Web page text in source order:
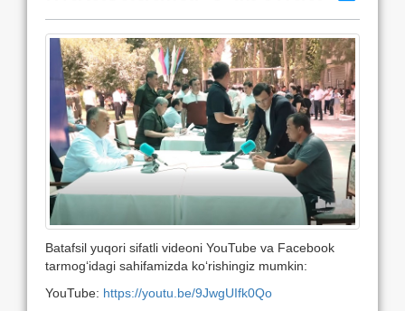
Batafsil yuqori sifatli videoni YouTube va Facebook
tarmog‘idagi sahifamizda ko‘rishingiz mumkin:
YouTube: https://youtu.be/9JwgUIfk0Qo